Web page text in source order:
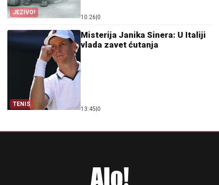
JEZIVO!
10:26 0
TENIS
Misterija Janika Sinera: U Italiji
vlada zavet ćutanja
13:45 0